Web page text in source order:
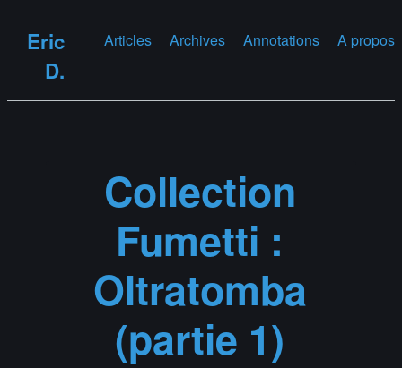
Eric
D.
A propos
Annotations
Archives
Articles
Collection
Fumetti :
Oltratomba
(partie 1)